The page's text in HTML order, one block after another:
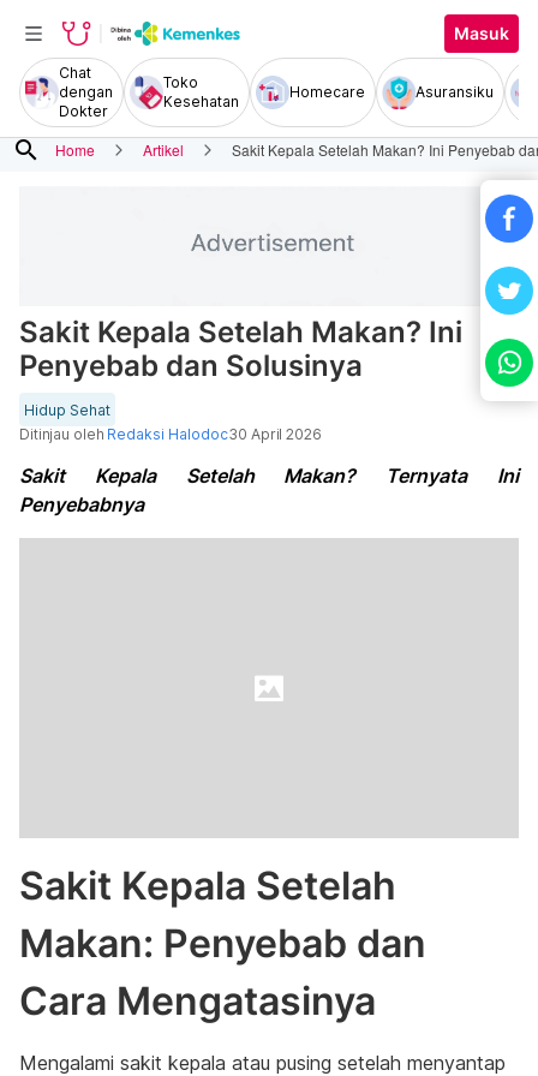
Masuk
Chat
dengan
Dokter
Toko
Kesehatan
Homecare Asuransiku
search Home Artikel Sakit Kepala Setelah Makan? Ini Penyebab
Sakit Kepala Setelah Makan? Ini
Penyebab dan Solusinya
Hidup Sehat
Ditinjau oleh Redaksi Halodoc30 April 2026
Sakit Kepala Setelah Makan? Ternyata Ini
Penyebabnya
Sakit Kepala Setelah
Makan: Penyebab dan
Cara Mengatasinya
Mengalami sakit kepala atau pusing setelah menyantap